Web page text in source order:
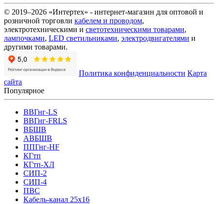
© 2019–2026 «Интертех» - интернет-магазин для оптовой и
розничной торговли кабелем и проводом,
электротехническими и светотехническими товарами,
лампочками, LED светильниками, электродвигателями и
другими товарами.
Политика конфиденциальности Карта
сайта
Популярное
ВВГнг-LS
ВВГнг-FRLS
ВБШВ
АВБШВ
ППГнг-HF
КГтп
КГтп-ХЛ
СИП-2
СИП-4
ПВС
Кабель-канал 25х16